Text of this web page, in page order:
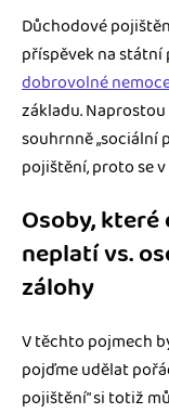
Důchodové
příspěvek na státní
dobrovolné
základu.
souhrnně „sociální
pojištění, proto se
Osoby,
neplatí vs.
zálohy
V těchto pojmech
pojďme udělat
pojištění” si totiž